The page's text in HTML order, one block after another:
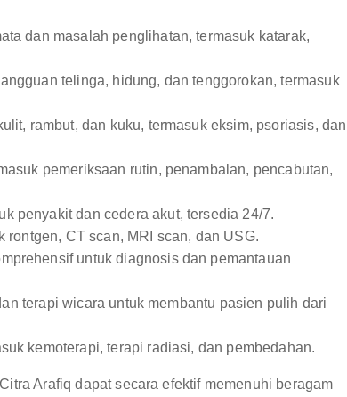
dan masalah penglihatan, termasuk katarak,
telinga, hidung, dan tenggorokan, termasuk
rambut, dan kuku, termasuk eksim, psoriasis, dan
pemeriksaan rutin, penambalan, pencabutan,
penyakit dan cedera akut, tersedia 24/7.
rontgen, CT scan, MRI scan, dan USG.
untuk diagnosis dan pemantauan
terapi wicara untuk membantu pasien pulih dari
kemoterapi, terapi radiasi, dan pembedahan.
Arafiq dapat secara efektif memenuhi beragam